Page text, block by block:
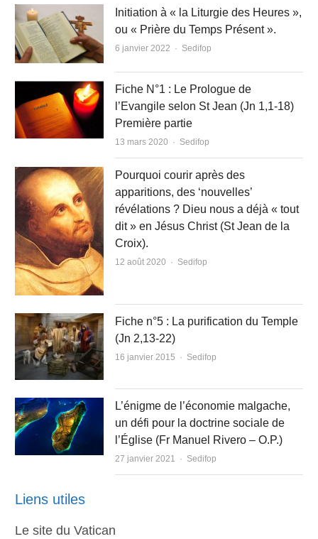
Initiation à « la Liturgie des Heures »,
ou « Prière du Temps Présent ».
6 janvier 2022 Author
Sedifop
Fiche N°1 : Le Prologue de
l’Evangile selon St Jean (Jn 1,1-18)
Première partie
13 mars 2020 Author
Sedifop
Pourquoi courir après des
apparitions, des ‘nouvelles’
révélations ? Dieu nous a déjà « tout
dit » en Jésus Christ (St Jean de la
Croix).
12 août 2020 Author
Sedifop
Fiche n°5 : La purification du Temple
(Jn 2,13-22)
16 janvier 2015 Author
Sedifop
L’énigme de l’économie malgache,
un défi pour la doctrine sociale de
l’Église (Fr Manuel Rivero – O.P.)
27 janvier 2021 Author
Sedifop
Liens utiles
Le site du Vatican